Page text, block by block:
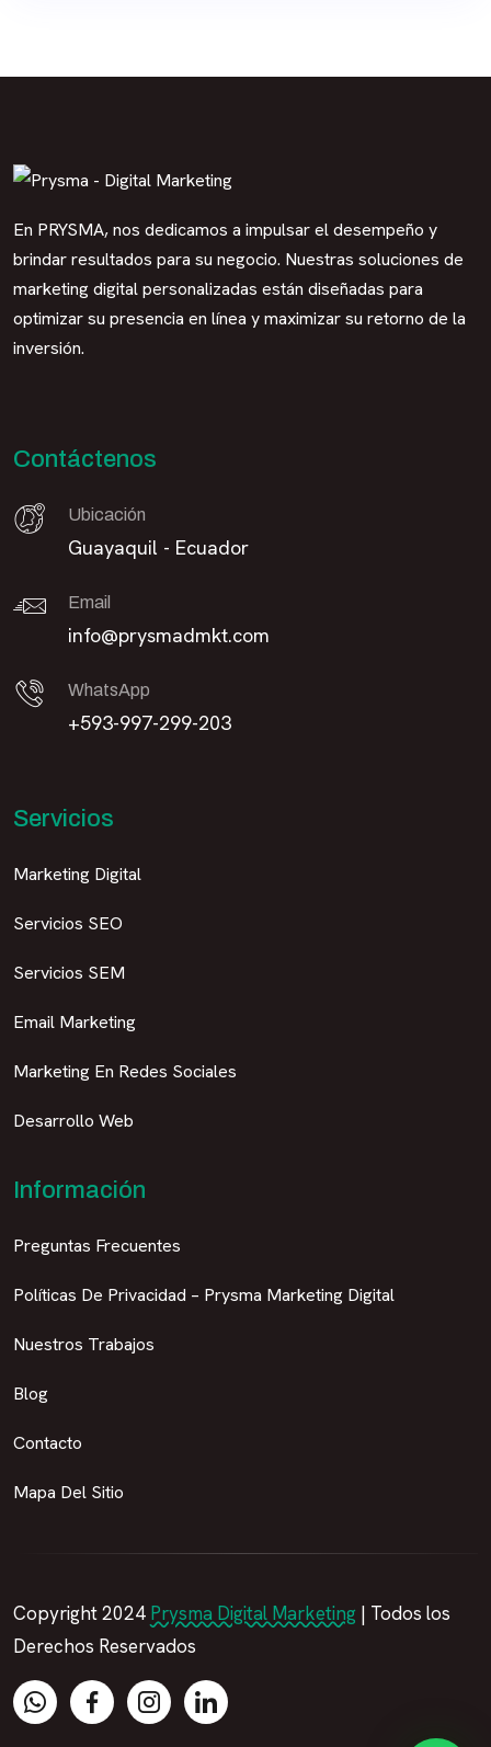
En PRYSMA, nos dedicamos a impulsar el desempeño y
brindar resultados para su negocio. Nuestras soluciones de
marketing digital personalizadas están diseñadas para
optimizar su presencia en línea y maximizar su retorno de la
inversión.
Contáctenos
Ubicación
Guayaquil - Ecuador
Email
info@prysmadmkt.com
WhatsApp
+593-997-299-203
Servicios
Marketing Digital
Servicios SEO
Servicios SEM
Email Marketing
Marketing En Redes Sociales
Desarrollo Web
Información
Preguntas Frecuentes
Políticas De Privacidad – Prysma Marketing Digital
Nuestros Trabajos
Blog
Contacto
Mapa Del Sitio
Copyright 2024 Prysma Digital Marketing | Todos los
Derechos Reservados